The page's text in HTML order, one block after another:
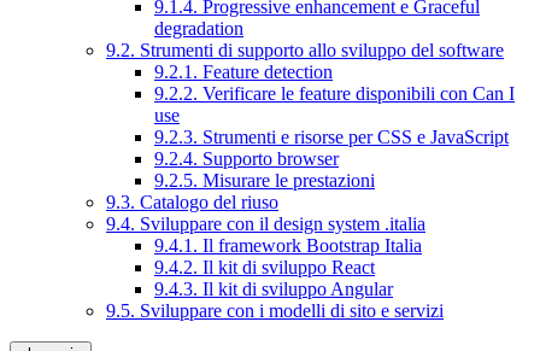
9.1.4. Progressive enhancement e Graceful
degradation
9.2. Strumenti di supporto allo sviluppo del software
9.2.1. Feature detection
9.2.2. Verificare le feature disponibili con Can I
use
9.2.3. Strumenti e risorse per CSS e JavaScript
9.2.4. Supporto browser
9.2.5. Misurare le prestazioni
9.3. Catalogo del riuso
9.4. Sviluppare con il design system .italia
9.4.1. Il framework Bootstrap Italia
9.4.2. Il kit di sviluppo React
9.4.3. Il kit di sviluppo Angular
9.5. Sviluppare con i modelli di sito e servizi